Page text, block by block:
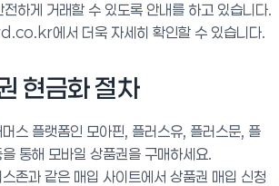
하게 거래할 수 있도록 안내를 하고 있습니다.
에서 더욱 자세히 확인할 수 있습니다.
현금화 절차
머스 플랫폼인 모아핀, 플러스유, 플러스문, 플
통해 모바일 상품권을 구매하세요.
존과 같은 매입 사이트에서 상품권 매입 신청